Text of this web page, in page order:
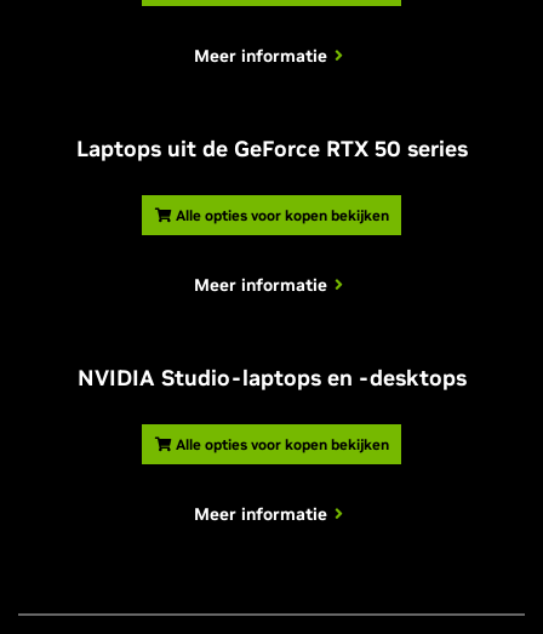
Meer informatie
Laptops uit de GeForce RTX 50 series
Alle opties voor kopen bekijken
Meer informatie
NVIDIA Studio-laptops en -desktops
Alle opties voor kopen bekijken
Meer informatie